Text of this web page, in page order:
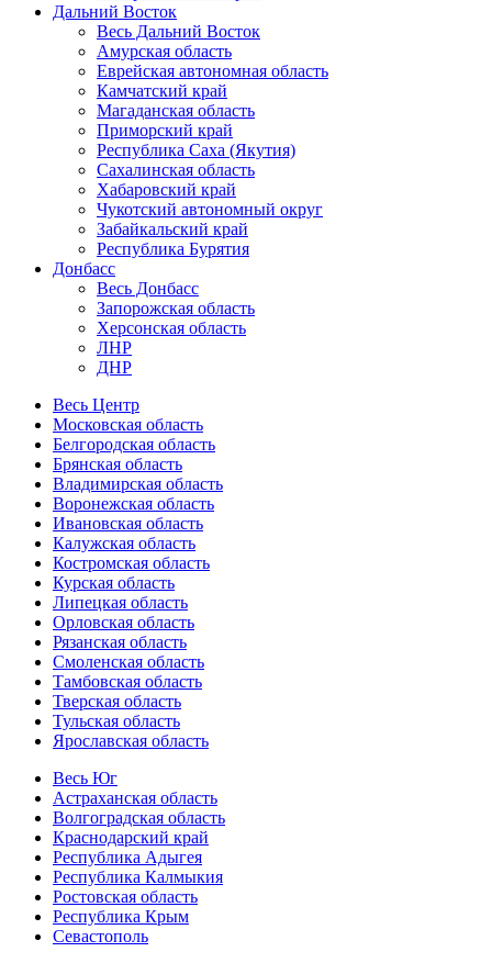
Дальний Восток
Весь Дальний Восток
Амурская область
Еврейская автономная область
Камчатский край
Магаданская область
Приморский край
Республика Саха (Якутия)
Сахалинская область
Хабаровский край
Чукотский автономный округ
Забайкальский край
Республика Бурятия
Донбасс
Весь Донбасс
Запорожская область
Херсонская область
ЛНР
ДНР
Весь Центр
Московская область
Белгородская область
Брянская область
Владимирская область
Воронежская область
Ивановская область
Калужская область
Костромская область
Курская область
Липецкая область
Орловская область
Рязанская область
Смоленская область
Тамбовская область
Тверская область
Тульская область
Ярославская область
Весь Юг
Астраханская область
Волгоградская область
Краснодарский край
Республика Адыгея
Республика Калмыкия
Ростовская область
Республика Крым
Севастополь